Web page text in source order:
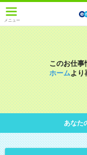
メニュー
このお仕事
ホームより
あなた